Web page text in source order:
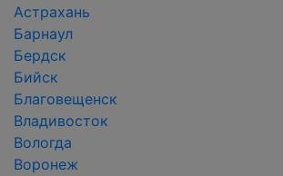
Астрахань
Барнаул
Бердск
Бийск
Благовещенск
Владивосток
Вологда
Воронеж